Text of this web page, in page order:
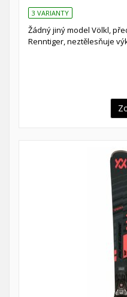
3 VARIANTY
Žádný jiný model Völkl,
Renntiger, neztělesňuje